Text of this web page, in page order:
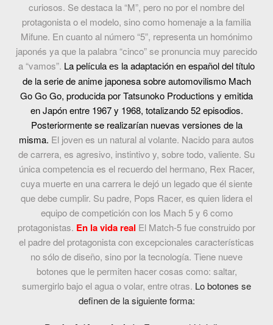
curiosos. Se destaca la “M”, pero no por el nombre del
protagonista o el modelo, sino como homenaje a la familia
Mifune. En cuanto al número “5”, representa un homónimo
japonés ya que la palabra “cinco” se pronuncia muy parecido
a “vamos”. La película es la adaptación en español del título
de la serie de anime japonesa sobre automovilismo Mach
Go Go Go, producida por Tatsunoko Productions y emitida
en Japón entre 1967 y 1968, totalizando 52 episodios.
Posteriormente se realizarían nuevas versiones de la
misma. El joven es un natural al volante. Nacido para autos
de carrera, es agresivo, instintivo y, sobre todo, valiente. Su
única competencia es el recuerdo del hermano, Rex Racer,
cuya muerte en una carrera le dejó un legado que él siente
que debe cumplir. Su padre, Pops Racer, es quien lidera el
equipo de competición con los Mach 5 y 6 como
protagonistas. En la vida real El Match-5 fue construido por
el padre del protagonista con excepcionales características
no sólo de diseño, sino por la tecnología. Tiene nueve
botones que le permiten hacer cosas como: saltar,
sumergirlo bajo el agua o volar, entre otras. Lo botones se
definen de la siguiente forma: